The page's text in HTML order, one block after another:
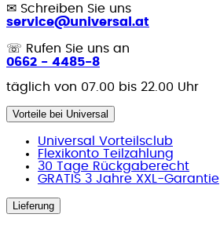
✉ Schreiben Sie uns
service@universal.at
☏ Rufen Sie uns an
0662 - 4485-8
täglich von 07.00 bis 22.00 Uhr
Vorteile bei Universal
Universal Vorteilsclub
Flexikonto Teilzahlung
30 Tage Rückgaberecht
GRATIS 3 Jahre XXL-Garantie
Lieferung